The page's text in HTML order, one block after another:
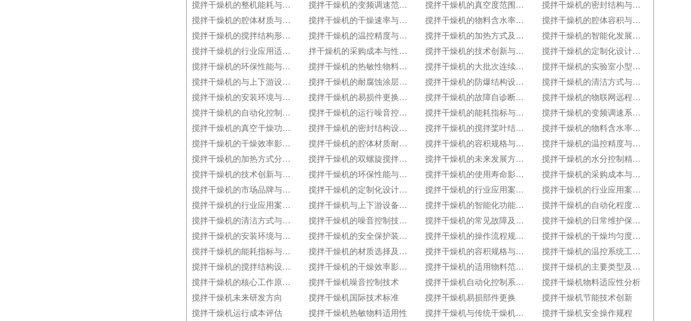
搅拌干燥机的整机能耗与单位能耗标准
搅拌干燥机的变频调速范围与控制精度 搅拌干燥机的真空度范围与真空干燥效果
搅拌干燥机的密封结构与防泄漏等级
搅拌干燥机的腔体材质与耐温耐腐蚀性能
搅拌干燥机的干燥速率与处理量参数 搅拌干燥机的物料含水率控制范围
搅拌干燥机的腔体容积与有效装载率
搅拌干燥机的搅拌结构形式与适配物料
搅拌干燥机的温控精度与波动范围 搅拌干燥机的加热方式及热效率指标
搅拌干燥机的智能化发展趋势预测
搅拌干燥机的行业应用适配性调整
拌干燥机的采购成本与性价比评估 搅拌干燥机的技术创新与专利成果
搅拌干燥机的定制化设计服务范围
搅拌干燥机的环保性能与排放标准
搅拌干燥机的热敏性物料干燥工艺优化 搅拌干燥机的大批次连续生产改造
搅拌干燥机的实验室小型化设计要点
搅拌干燥机的与上下游设备兼容适配方案
搅拌干燥机的耐腐蚀涂层技术应用 搅拌干燥机的防爆结构设计规范
搅拌干燥机的清洁方式与卫生标准
搅拌干燥机的安装环境与空间要求
搅拌干燥机的易损件更换周期与维护 搅拌干燥机的故障自诊断功能解析
搅拌干燥机的物联网远程监控系统搭建
搅拌干燥机的自动化控制等级划分
搅拌干燥机的运行噪音控制技术 搅拌干燥机的能耗指标与节能改造方案
搅拌干燥机的变频调速系统应用优势
搅拌干燥机的真空干燥功能实现原理
搅拌干燥机的密封结构设计与防泄漏技术 搅拌干燥机的搅拌桨叶结构优化方案
搅拌干燥机的物料含水率控制精度
搅拌干燥机的干燥效率影响因素分析
搅拌干燥机的腔体材质耐高温性能指标 搅拌干燥机的容积规格与处理量匹配
搅拌干燥机的温控精度与分段控温技术
搅拌干燥机的加热方式分类及适用场景
搅拌干燥机的双螺旋搅拌结构设计原理 搅拌干燥机的未来发展方向预测​
搅拌干燥机的水分控制精度优化​
搅拌干燥机的技术创新与专利成果​
搅拌干燥机的环保性能与排放标准​ 搅拌干燥机的使用寿命影响因素​
搅拌干燥机的采购成本与性价比评估​
搅拌干燥机的市场品牌与产品对比​
搅拌干燥机的定制化设计服务范围​ 搅拌干燥机的行业应用案例（化工行业）​
搅拌干燥机的行业应用案例（食品行业）
搅拌干燥机的行业应用案例（塑料行业）​
搅拌干燥机与上下游设备的兼容适配​ 搅拌干燥机的智能化功能发展趋势​
搅拌干燥机的自动化程度等级划分​
搅拌干燥机的清洁方式与卫生标准
搅拌干燥机的噪音控制技术应用​ 搅拌干燥机的常见故障及排除方法​
搅拌干燥机的日常维护保养要点​
搅拌干燥机的安装环境与空间要求​
搅拌干燥机的安全保护装置配置​ 搅拌干燥机的操作流程规范要求​
搅拌干燥机的干燥均匀度检测方法​
搅拌干燥机的能耗指标与节能设计​
搅拌干燥机的材质选择及耐高温性能​ 搅拌干燥机的容积规格与生产需求匹配​
搅拌干燥机的温控系统工作机制
搅拌干燥机的搅拌结构设计特点​
搅拌干燥机的干燥效率影响因素分析​ 搅拌干燥机的适用物料范围详解​
搅拌干燥机的主要类型及分类标准​
搅拌干燥机的核心工作原理解析​
搅拌干燥机噪音控制技术 搅拌干燥机自动化控制系统配置
搅拌干燥机物料适应性分析
搅拌干燥机未来研发方向
搅拌干燥机国际技术标准 搅拌干燥机易损部件更换
搅拌干燥机节能技术创新
搅拌干燥机运行成本评估
搅拌干燥机热敏物料适用性 搅拌干燥机与传统干燥机差异
搅拌干燥机安全操作规程